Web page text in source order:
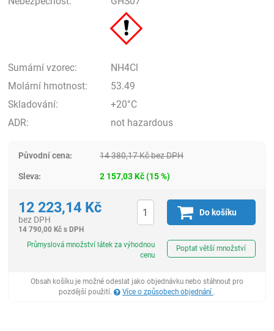
Sumární vzorec:
NH4Cl
Molární hmotnost:
53.49
Skladování:
+20°C
ADR:
not hazardous
Původní cena: 14 380,17Kčbez DPH
Sleva: 2 157,03Kč(15%)
12 223,14 Kč
bez DPH
14 790,00 Kč s DPH
Do košíku
Průmyslová množství látek za výhodnou
cenu
Poptat větší množství
Obsah košíku je možné odeslat jako objednávku nebo stáhnout pro
pozdější použití.
Více o způsobech objednání